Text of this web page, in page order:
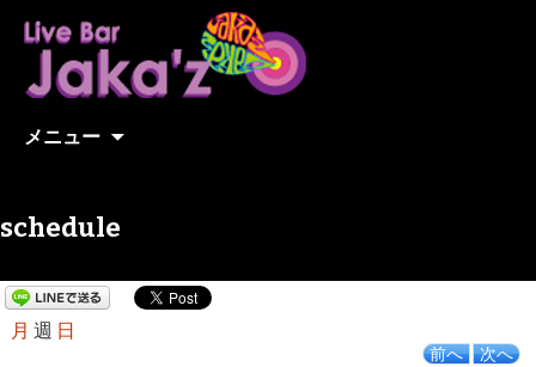
メニュー
schedule
月 週 日
前へ 次へ